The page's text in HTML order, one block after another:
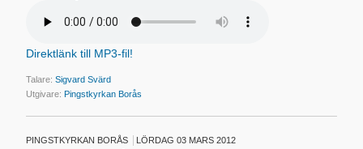
Direktlänk till MP3-fil!
Talare:Sigvard Svärd
Utgivare:Pingstkyrkan Borås
PINGSTKYRKAN BORÅS LÖRDAG 03 MARS 2012